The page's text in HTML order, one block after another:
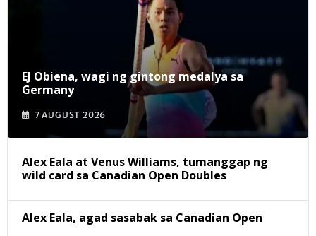
EJ Obiena, wagi ng gintong medalya sa
Germany
7 AUGUST 2026
Alex Eala at Venus Williams, tumanggap ng
wild card sa Canadian Open Doubles
Alex Eala, agad sasabak sa Canadian Open